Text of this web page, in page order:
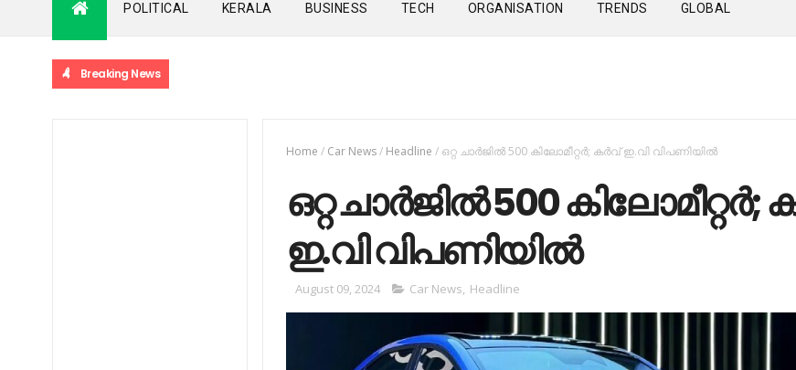
POLITICAL KERALA BUSINESS TECH ORGANISATION TRENDS GLOBAL
Breaking News
Home / Car News/ Headline / ഒറ്റ ചാർജിൽ 500 കിലോമീറ്റർ; കർവ് ഇ.വി വിപണിയിൽ
ഒറ്റ ചാർജിൽ 500 കിലോമീറ്റർ;
ഇ.വി വിപണിയിൽ
August 09, 2024 Car News, Headline